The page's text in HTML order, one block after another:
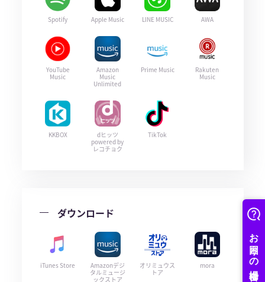
Spotify Apple Music LINE MUSIC AWA
YouTube
Music
Amazon
Music
Unlimited
Prime Music
Rakuten
Music
KKBOX
dヒッツ
powered by
レコチョク
TikTok
ダウンロード
iTunes Store
Amazonデジ
タルミュージ
ックストア
オリミュウス
トア
mora